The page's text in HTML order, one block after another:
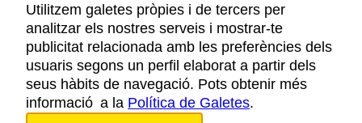
AVÍS LEGAL
POLÍTICA DE PRIVACITAT
COOKIES
ACCESSIBILITAT
Utilitzem galetes pròpies i de tercers per
analitzar els nostres serveis i mostrar-te
publicitat relacionada amb les preferències dels
usuaris segons un perfil elaborat a partir dels
seus hàbits de navegació. Pots obtenir més
informació a la Política de Galetes.